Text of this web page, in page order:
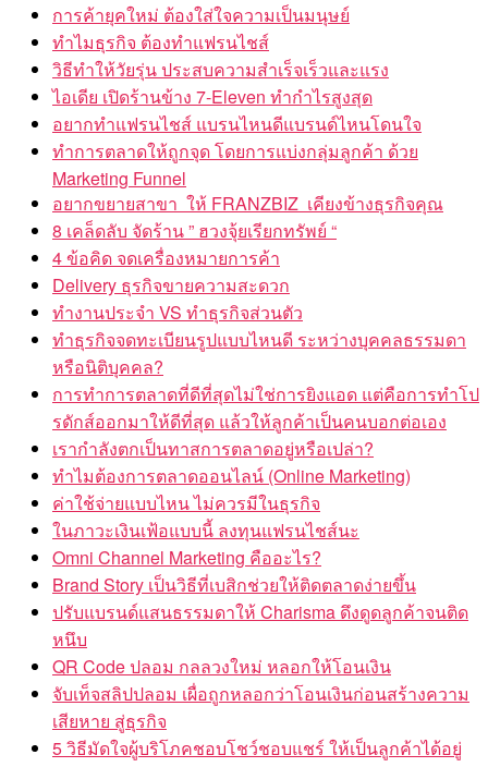
การค้ายุคใหม่ ต้องใส่ใจความเป็นมนุษย์
ทำไมธุรกิจ ต้องทำแฟรนไชส์
วิธีทำให้วัยรุ่น ประสบความสำเร็จเร็วและแรง
ไอเดีย เปิดร้านข้าง 7-Eleven ทำกำไรสูงสุด
อยากทำแฟรนไชส์ แบรนไหนดีแบรนด์ไหนโดนใจ
ทำการตลาดให้ถูกจุด โดยการแบ่งกลุ่มลูกค้า ด้วย
Marketing Funnel
อยากขยายสาขา ให้ FRANZBIZ เคียงข้างธุรกิจคุณ
8 เคล็ดลับ จัดร้าน ” ฮวงจุ้ยเรียกทรัพย์ “
4 ข้อคิด จดเครื่องหมายการค้า
Delivery ธุรกิจขายความสะดวก
ทำงานประจำ VS ทำธุรกิจส่วนตัว
ทำธุรกิจจดทะเบียนรูปแบบไหนดี ระหว่างบุคคลธรรมดา
หรือนิติบุคคล?
การทำการตลาดที่ดีที่สุดไม่ใช่การยิงแอด แต่คือการทำโป
รดักส์ออกมาให้ดีที่สุด แล้วให้ลูกค้าเป็นคนบอกต่อเอง
เรากำลังตกเป็นทาสการตลาดอยู่หรือเปล่า?
ทำไมต้องการตลาดออนไลน์ (Online Marketing)
ค่าใช้จ่ายแบบไหน ไม่ควรมีในธุรกิจ
ในภาวะเงินเฟ้อแบบนี้ ลงทุนแฟรนไชส์นะ
Omni Channel Marketing คืออะไร?
Brand Story เป็นวิธีที่เบสิกช่วยให้ติดตลาดง่ายขึ้น
ปรับแบรนด์แสนธรรมดาให้ Charisma ดึงดูดลูกค้าจนติด
หนึบ
QR Code ปลอม กลลวงใหม่ หลอกให้โอนเงิน
จับเท็จสลิปปลอม เผื่อถูกหลอกว่าโอนเงินก่อนสร้างความ
เสียหาย สู่ธุรกิจ
5 วิธีมัดใจผู้บริโภคชอบโชว์ชอบแชร์ ให้เป็นลูกค้าได้อยู่